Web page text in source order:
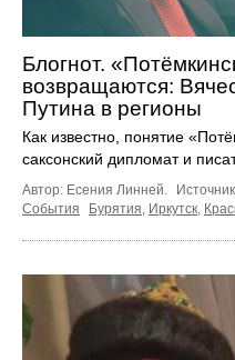
Блогнот.
возвращаются:
Путина в регионы
Как известно, понятие
саксонский дипломат и
Автор: Есения Линней.
События
Бурятия, Иркутск,